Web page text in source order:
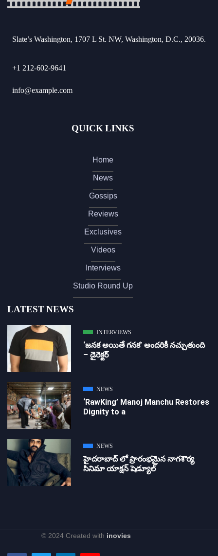
Slate’s Washington, 1707 L St. NW, Washington, D.C., 20036.
+1 212-602-9641
info@example.com
QUICK LINKS
Home
News
Gossips
Reviews
Exclusives
Videos
Interviews
Studio Round Up
LATEST NEWS
INTERVIEWS
‘జ‌న‌క అయితే గ‌న‌క‌’ అందరికీ నచ్చుతుంది
– డైరెక్ట‌ర్
NEWS
‘RawKing’ Manoj Manchu Restores
Dignity to a
NEWS
హైదరాబాద్ లో ప్రారంభమైన నాగశౌర్య
సినిమా యాక్షన్ షెడ్యూల్
© 2024 Created with inovies